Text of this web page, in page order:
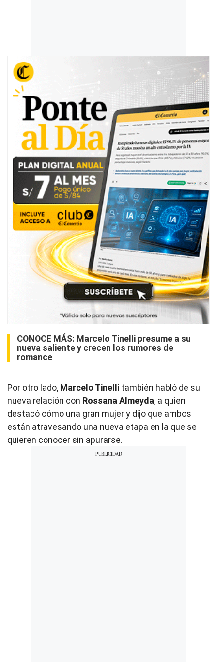
CONOCE MÁS: Marcelo Tinelli presume a su
nueva saliente y crecen los rumores de
romance
Por otro lado, Marcelo Tinelli también habló de su
nueva relación con Rossana Almeyda, a quien
destacó cómo una gran mujer y dijo que ambos
están atravesando una nueva etapa en la que se
quieren conocer sin apurarse.